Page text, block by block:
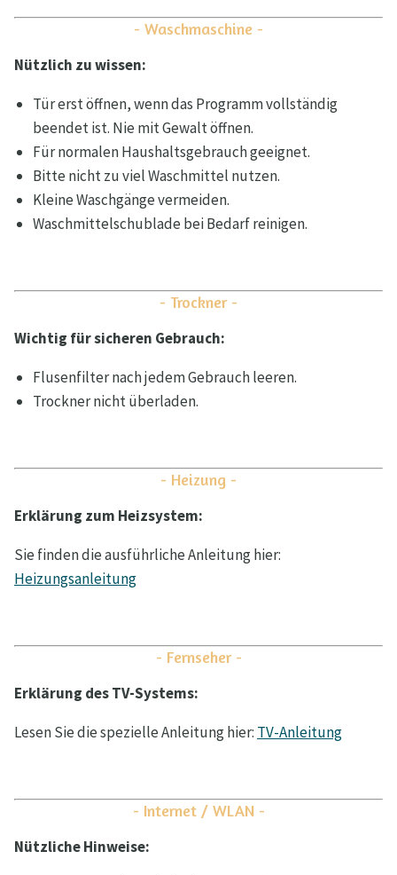
- Waschmaschine -
Nützlich zu wissen:
Tür erst öffnen, wenn das Programm vollständig
beendet ist. Nie mit Gewalt öffnen.
Für normalen Haushaltsgebrauch geeignet.
Bitte nicht zu viel Waschmittel nutzen.
Kleine Waschgänge vermeiden.
Waschmittelschublade bei Bedarf reinigen.
- Trockner -
Wichtig für sicheren Gebrauch:
Flusenfilter nach jedem Gebrauch leeren.
Trockner nicht überladen.
- Heizung -
Erklärung zum Heizsystem:
Sie finden die ausführliche Anleitung hier:
Heizungsanleitung
- Fernseher -
Erklärung des TV-Systems:
Lesen Sie die spezielle Anleitung hier: TV-Anleitung
- Internet / WLAN -
Nützliche Hinweise: